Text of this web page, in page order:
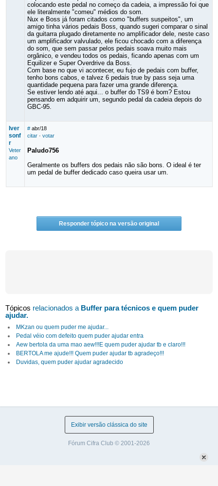
colocando este pedal no começo da cadeia, a impressão foi que
ele literalmente "comeu" médios do som.
Nux e Boss já foram citados como "buffers suspeitos", um
amigo tinha vários pedais Boss, quando sugeri comparar o sinal
da guitarra plugado diretamente no amplificador dele, neste caso
um amplificador valvulado, ele ficou chocado com a diferença
do som, que sem passar pelos pedais soava muito mais
orgânico, e vendeu todos os pedais, ficando apenas com um
Equilizer e Super Overdrive da Boss.
Com base no que vi acontecer, eu fujo de pedais com buffer,
tenho bons cabos, e talvez 6 pedais true by pass seja uma
quantidade pequena para fazer uma grande diferença.
Se estiver lendo até aqui... o buffer do TS9 é bom? Estou
pensando em adquirir um, segundo pedal da cadeia depois do
GBC-95.
Iver
sonf
r
Veter
ano
# abr/18
citar· votar
Paludo756
Geralmente os buffers dos pedais não são bons. O ideal é ter
um pedal de buffer dedicado caso queira usar um.
Responder tópico na versão original
Tópicos relacionados a Buffer para técnicos e quem puder
ajudar.
MKzan ou quem puder me ajudar...
Pedal véio com defeito quem puder ajudar entra
Aew bertola da uma mao aew!!!E quem puder ajudar tb e claro!!!
BERTOLA me ajude!!! Quem puder ajudar tb agradeço!!!
Duvidas, quem puder ajudar agradecido
Exibir versão clássica do site
Fórum Cifra Club © 2001-2026